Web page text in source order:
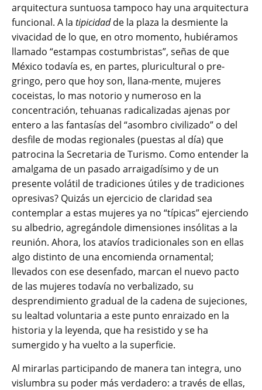
arquitectura suntuosa tampoco hay una arquitectura
funcional. A la tipicidadde la plaza la desmiente la
vivacidad de lo que, en otro momento, hubiéramos
llamado “estampas costumbristas”, señas de que
México todavía es, en partes, pluricultural o pre-
gringo, pero que hoy son, llana-mente, mujeres
coceistas, lo mas notorio y numeroso en la
concentración, tehuanas radicalizadas ajenas por
entero a las fantasías del “asombro civilizado” o del
desfile de modas regionales (puestas al día) que
patrocina la Secretaria de Turismo. Como entender la
amalgama de un pasado arraigadísimo y de un
presente volátil de tradiciones útiles y de tradiciones
opresivas? Quizás un ejercicio de claridad sea
contemplar a estas mujeres ya no “típicas” ejerciendo
su albedrio, agregándole dimensiones insólitas a la
reunión. Ahora, los atavíos tradicionales son en ellas
algo distinto de una encomienda ornamental;
llevados con ese desenfado, marcan el nuevo pacto
de las mujeres todavía no verbalizado, su
desprendimiento gradual de la cadena de sujeciones,
su lealtad voluntaria a este punto enraizado en la
historia y la leyenda, que ha resistido y se ha
sumergido y ha vuelto a la superficie.
Al mirarlas participando de manera tan integra, uno
vislumbra su poder más verdadero: a través de ellas,